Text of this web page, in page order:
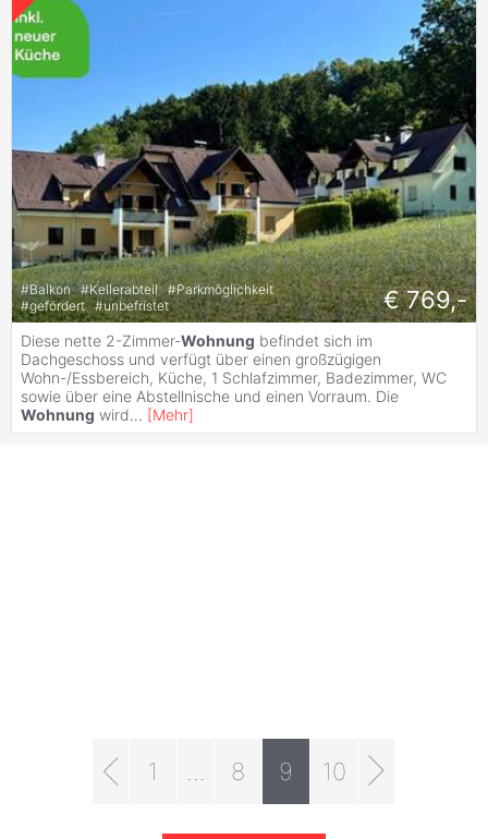
#Balkon #Kellerabteil #Parkmöglichkeit
#gefördert #unbefristet € 769,-
Diese nette 2-Zimmer-Wohnung befindet sich im
Dachgeschoss und verfügt über einen großzügigen
Wohn-/Essbereich, Küche, 1 Schlafzimmer, Badezimmer, WC
sowie über eine Abstellnische und einen Vorraum. Die
Wohnung wird... [Mehr]
1 8 9 10